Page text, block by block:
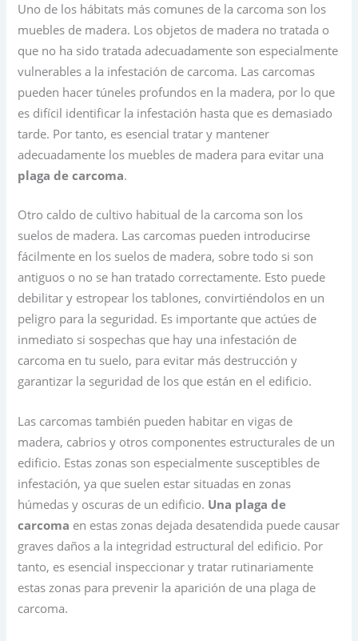
Uno de los hábitats más comunes de la carcoma son los
muebles de madera. Los objetos de madera no tratada o
que no ha sido tratada adecuadamente son especialmente
vulnerables a la infestación de carcoma. Las carcomas
pueden hacer túneles profundos en la madera, por lo que
es difícil identificar la infestación hasta que es demasiado
tarde. Por tanto, es esencial tratar y mantener
adecuadamente los muebles de madera para evitar una
plaga de carcoma.
Otro caldo de cultivo habitual de la carcoma son los
suelos de madera. Las carcomas pueden introducirse
fácilmente en los suelos de madera, sobre todo si son
antiguos o no se han tratado correctamente. Esto puede
debilitar y estropear los tablones, convirtiéndolos en un
peligro para la seguridad. Es importante que actúes de
inmediato si sospechas que hay una infestación de
carcoma en tu suelo, para evitar más destrucción y
garantizar la seguridad de los que están en el edificio.
Las carcomas también pueden habitar en vigas de
madera, cabrios y otros componentes estructurales de un
edificio. Estas zonas son especialmente susceptibles de
infestación, ya que suelen estar situadas en zonas
húmedas y oscuras de un edificio. Una plaga de
carcoma en estas zonas dejada desatendida puede causar
graves daños a la integridad estructural del edificio. Por
tanto, es esencial inspeccionar y tratar rutinariamente
estas zonas para prevenir la aparición de una plaga de
carcoma.